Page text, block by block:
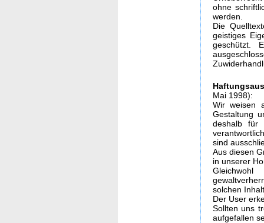
ohne
werden.
Die
geistiges
geschützt.
Mai 1998):
Wir weisen
Gestaltung
deshalb für
sind
Aus diesen
in unserer
solchen
Der User
Sollten uns
aufgefallen